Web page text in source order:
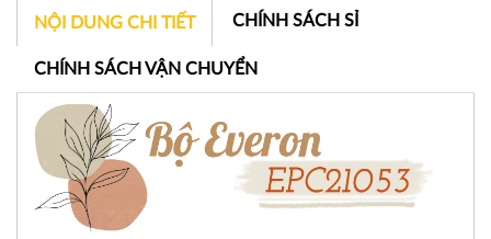
NỘI DUNG CHI TIẾT CHÍNH SÁCH SỈ
CHÍNH SÁCH VẬN CHUYỂN